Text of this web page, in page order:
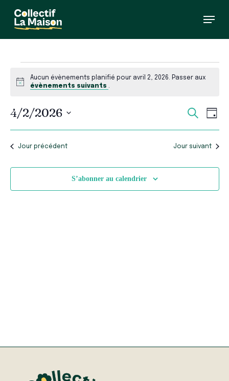
content
Menu
Évènements
for
avril
2,
2026
Notice
Aucun évènements planifié pour avril 2, 2026. Passer aux
évènements suivants .
et
de
Recherche
de
vues
Jour
4/2/2026
date.
Jour précédent Jour suivant
S’abonner au calendrier